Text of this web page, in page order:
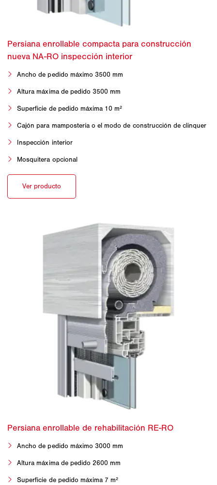
Ancho de pedido máximo 3500 mm
Altura máxima de pedido 3500 mm
Superficie de pedido máxima 10 m²
Cajón para mampostería o el modo de construcción de clínquer
Inspección interior
Mosquitera opcional
Ancho de pedido máximo 3000 mm
Altura máxima de pedido 2600 mm
Superficie de pedido máxima 7 m²